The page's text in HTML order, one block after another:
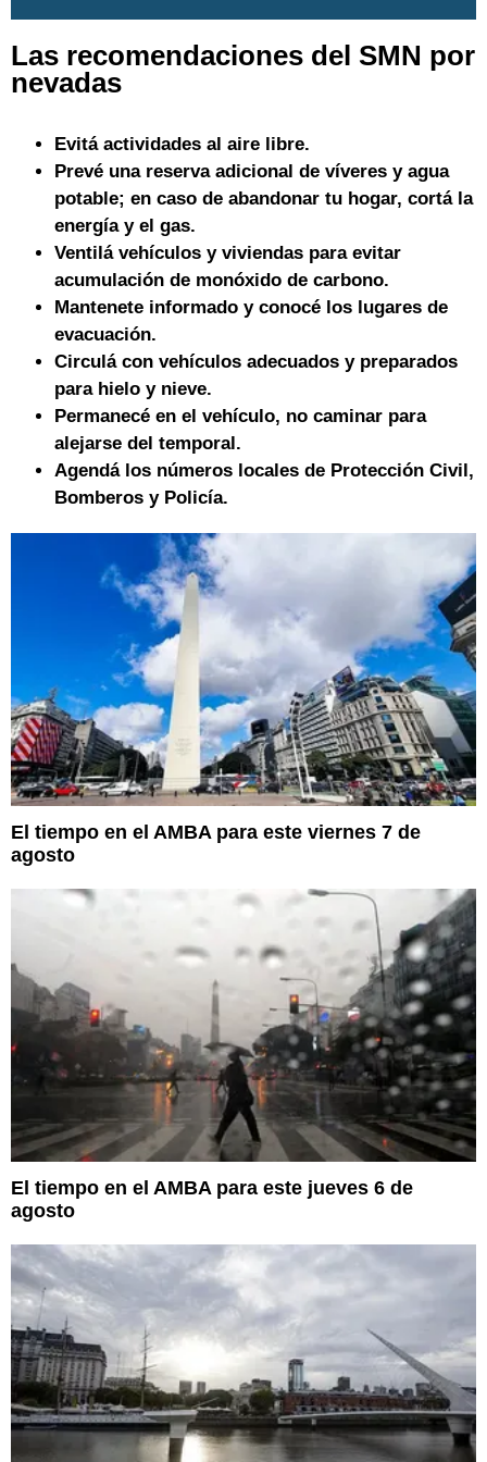
Las recomendaciones del SMN por
nevadas
Evitá actividades al aire libre.
Prevé una reserva adicional de víveres y agua
potable; en caso de abandonar tu hogar, cortá la
energía y el gas.
Ventilá vehículos y viviendas para evitar
acumulación de monóxido de carbono.
Mantenete informado y conocé los lugares de
evacuación.
Circulá con vehículos adecuados y preparados
para hielo y nieve.
Permanecé en el vehículo, no caminar para
alejarse del temporal.
Agendá los números locales de Protección Civil,
Bomberos y Policía.
El tiempo en el AMBA para este viernes 7 de
agosto
El tiempo en el AMBA para este jueves 6 de
agosto